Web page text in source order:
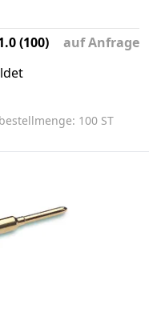
(100)
auf Anfrage
100 ST